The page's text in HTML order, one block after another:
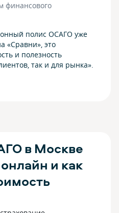
финансового
полис ОСАГО уже
«Сравни», это
и полезность
так и для рынка».
в Москве
и как